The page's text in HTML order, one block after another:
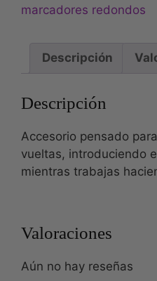
marcadores redondos
Descripción
Descripción
Accesorio pensado
vueltas, introduciendo
mientras trabajas
Valoraciones
Aún no hay reseñas